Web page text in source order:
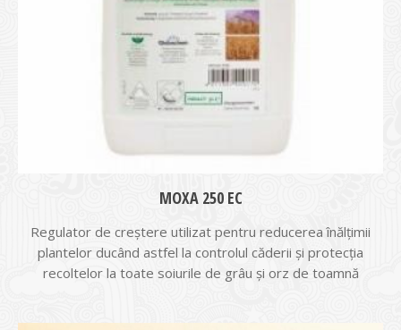
MOXA 250 EC
Regulator de creştere utilizat pentru reducerea înălţimii
plantelor ducând astfel la controlul căderii şi protecţia
recoltelor la toate soiurile de grâu şi orz de toamnă